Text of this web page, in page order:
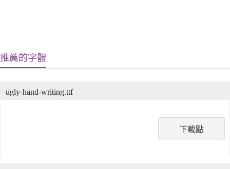
推薦的字體
下載點
ugly-hand-writing.ttf